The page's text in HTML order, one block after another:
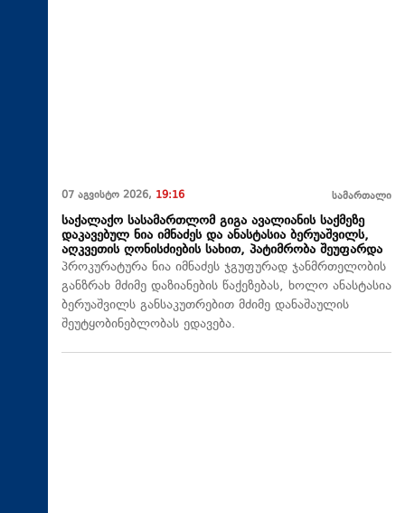
07 აგვისტო 2026, 19:16 სამართალი
საქალაქო სასამართლომ გიგა ავალიანის საქმეზე
დაკავებულ ნია იმნაძეს და ანასტასია ბერუაშვილს,
აღკვეთის ღონისძიების სახით, პატიმრობა შეუფარდა
პროკურატურა ნია იმნაძეს ჯგუფურად ჯანმრთელობის
განზრახ მძიმე დაზიანების წაქეზებას, ხოლო ანასტასია
ბერუაშვილს განსაკუთრებით მძიმე დანაშაულის
შეუტყობინებლობას ედავება.